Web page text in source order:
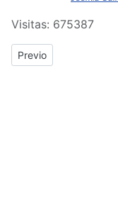
Visitas: 675387
Previous article:
Previo